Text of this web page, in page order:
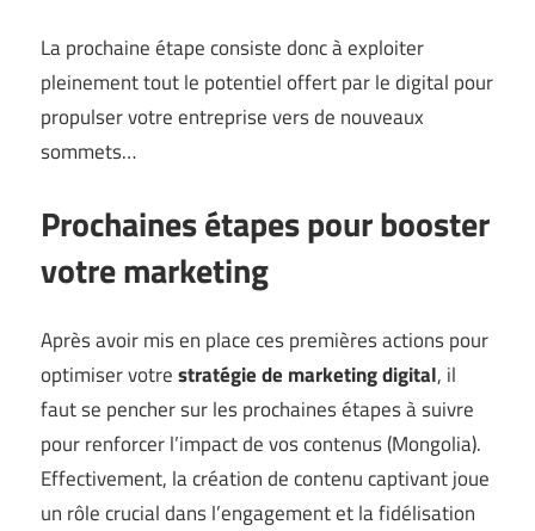
La prochaine étape consiste donc à exploiter
pleinement tout le potentiel offert par le digital pour
propulser votre entreprise vers de nouveaux
sommets…
Prochaines étapes pour booster
votre marketing
Après avoir mis en place ces premières actions pour
optimiser votrestratégie de marketing digital, il
faut se pencher sur les prochaines étapes à suivre
pour renforcer l’impact de vos contenus (Mongolia).
Effectivement, la création de contenu captivant joue
un rôle crucial dans l’engagement et la fidélisation